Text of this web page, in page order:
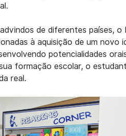
de diferentes países, o
à aquisição de um novo
potencialidades
formação escolar, o
real.